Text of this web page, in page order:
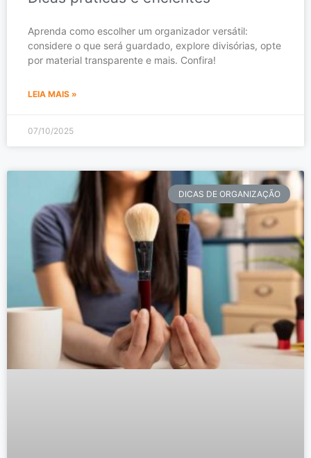
Aprenda como escolher um organizador versátil:
considere o que será guardado, explore divisórias, opte
por material transparente e mais. Confira!
LEIA MAIS »
07/10/2025
DICAS DE ORGANIZAÇÃO